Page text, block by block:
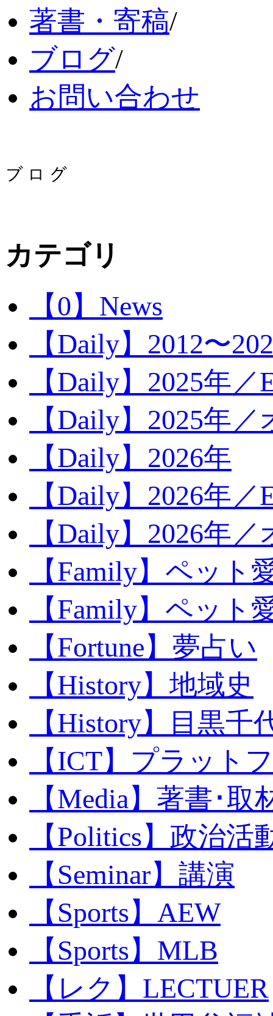
著書・寄稿/
ブログ/
お問い合わせ
カテゴリ
【0】News
【Daily】2012〜
【Daily】2025年／
【Daily】2025年
【Daily】2026年
【Daily】2026年／
【Daily】2026年
【Family】ペット
【Family】ペット
【Fortune】夢占い
【History】地域史
【History】目黒千
【ICT】プラット
【Media】著書･取
【Politics】政治活
【Seminar】講演
【Sports】AEW
【Sports】MLB
【レク】LECTUER